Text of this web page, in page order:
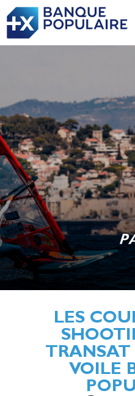
LES
TRANSAT
VOILE